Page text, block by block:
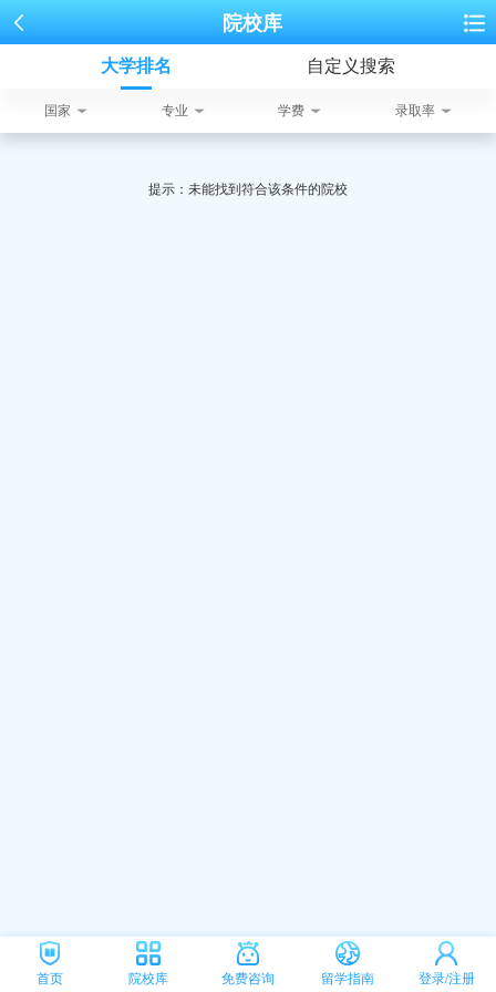
院校库
大学排名 自定义搜索
国家 专业 学费 录取率
提示：未能找到符合该条件的院校
首页 院校库 免费咨询 留学指南 登录/注册